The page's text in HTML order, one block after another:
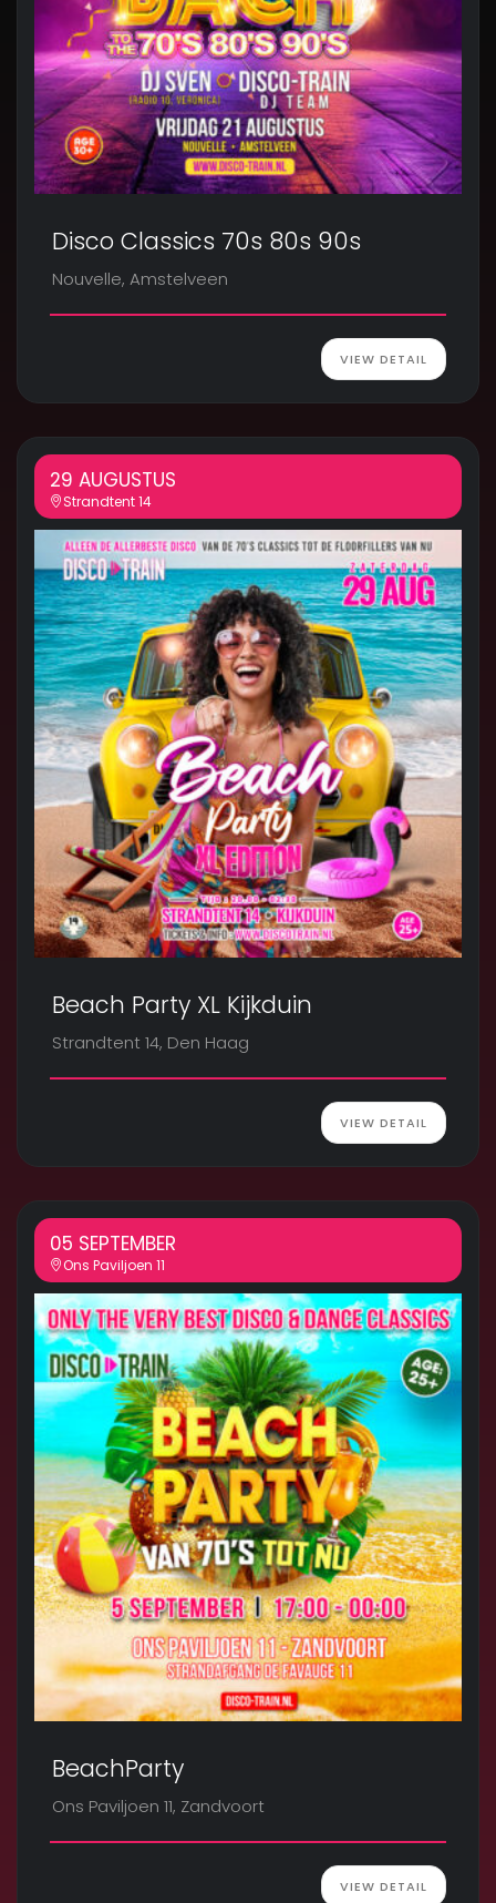
Disco Classics 70s 80s 90s
Nouvelle, Amstelveen
VIEW DETAIL
29 AUGUSTUS
Strandtent 14
Beach Party XL Kijkduin
Strandtent 14, Den Haag
VIEW DETAIL
05 SEPTEMBER
Ons Paviljoen 11
BeachParty
Ons Paviljoen 11, Zandvoort
VIEW DETAIL